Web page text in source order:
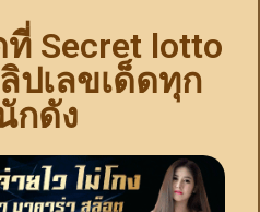
Secret lotto
ปเลขเด็ดทุก
กดัง